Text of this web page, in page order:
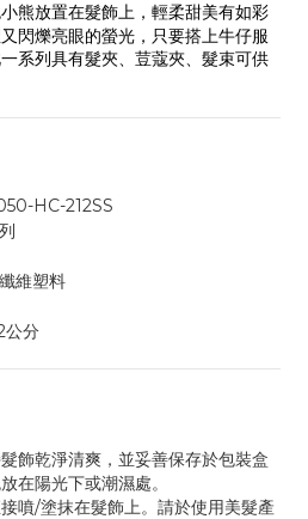
熊放置在髮飾上，輕柔甜美有如彩
閃爍亮眼的螢光，只要搭上牛仔服
系列具有髮夾、荳蔻夾、髮束可供
HC-212SS
維塑料
公分
飾乾淨清爽，並妥善保存於包裝盒
在陽光下或潮濕處。
噴/塗抹在髮飾上。請於使用美髮產